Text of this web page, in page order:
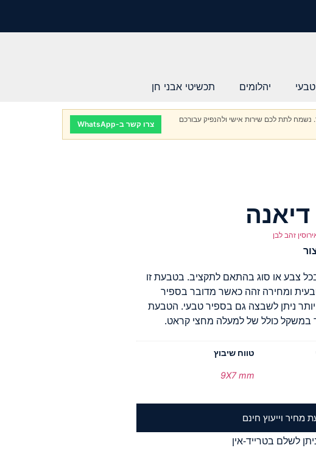
יהלומים תכשיטי אבני חן
לתת לכם שירות אישי ולהנפיק עבורכם
צרו קשר ב-WhatsApp
זהב לבן
צבע או סוג בהתאם לתקציב. בטבעת זו
ומחירה זהה כאשר מדובר בספיר
יותר ניתן לשבצה גם בספיר טבעי. הטבעת
במשקל כולל של למעלה מחצי קראט.
טווח שיבוץ
9X7 mm
מחיר וייעוץ חינם
לשלם בטרייד-אין